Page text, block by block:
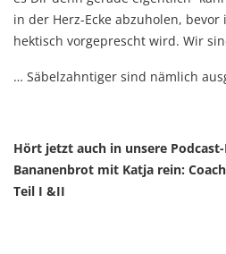
in der Herz-Ecke abzuholen,
hektisch vorgeprescht wird. Wir
… Säbelzahntiger sind nämlich
Hört jetzt auch in unsere
Bananenbrot mit Katja rein:
Teil I &II